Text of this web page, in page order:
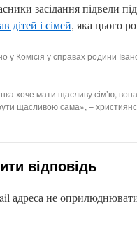
засідання підвели
дітей і сімей, яка цього
у Комісія у справах родини
хоче мати щасливу сім’ю,
щасливою сама», –
відповідь
адреса не